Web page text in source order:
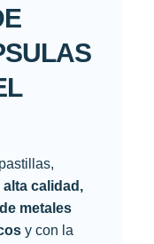
alta calidad,
metales
y con la